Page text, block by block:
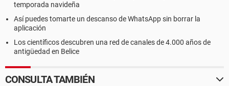
temporada navideña
Así puedes tomarte un descanso de WhatsApp sin borrar la
aplicación
Los científicos descubren una red de canales de 4.000 años de
antigüedad en Belice
CONSULTA TAMBIÉN